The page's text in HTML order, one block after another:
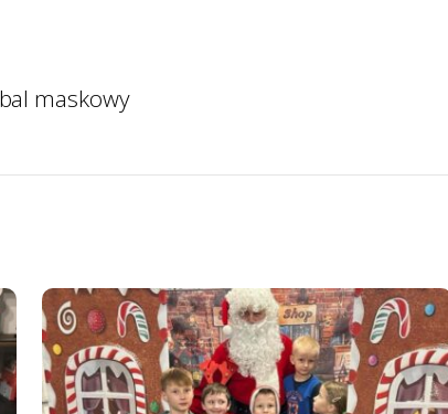
maskowy